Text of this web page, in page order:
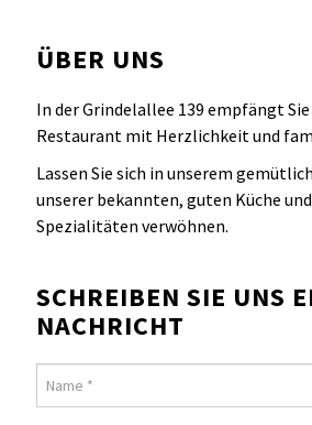
ÜBER UNS
In der Grindelallee 139 empfängt
Restaurant mit Herzlichkeit und
Lassen Sie sich in unserem
unserer bekannten, guten Küche
Spezialitäten verwöhnen.
SCHREIBEN SIE UNS
NACHRICHT